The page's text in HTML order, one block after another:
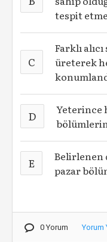
tespit
C
Farklı
üreterek
D
Yeterince
E
Belirlenen
pazar
0 Yorum Yorum